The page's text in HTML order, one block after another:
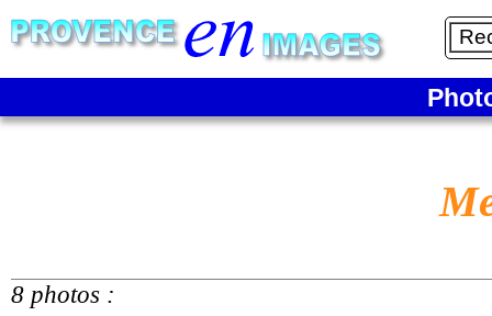
8 photos :